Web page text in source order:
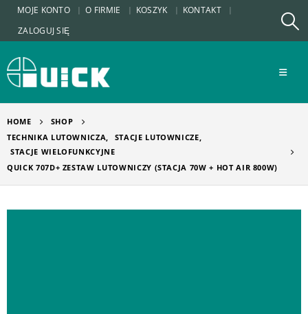
MOJE KONTO O FIRMIE KOSZYK
KONTAKT
ZALOGUJ SIĘ
HOME
SHOP
TECHNIKA LUTOWNICZA, STACJE LUTOWNICZE,
STACJE WIELOFUNKCYJNE
QUICK 707D+ ZESTAW LUTOWNICZY (STACJA 70W + HOT AIR 800W)